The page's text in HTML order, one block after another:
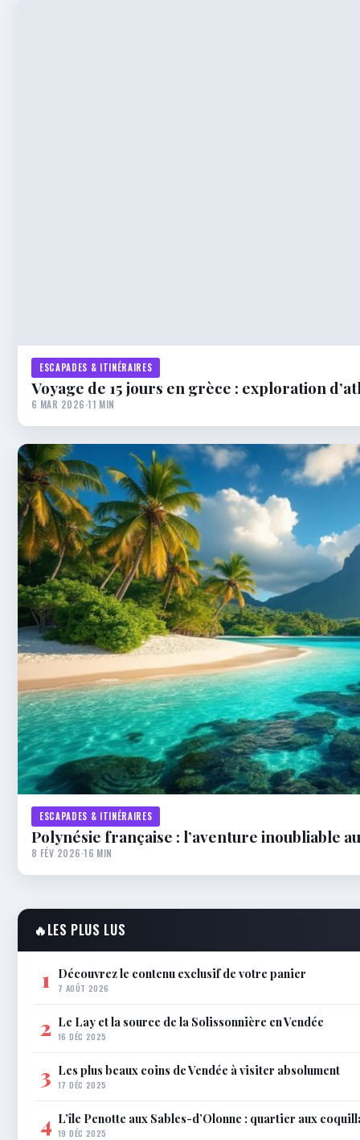
ESCAPADES & ITINÉRAIRES
Voyage de 15 jours en grèce : exploration
6 MAR 2026·11 MIN
ESCAPADES & ITINÉRAIRES
Polynésie française : l’aventure inoubliable
8 FÉV 2026·16 MIN
🔥LES PLUS LUS
1 Découvrez le contenu exclusif de votre panier
7 AOÛT 2026
2 Le Lay et la source de la Solissonnière en Vendée
16 DÉC 2025
3 Les plus beaux coins de Vendée à visiter absolument
17 DÉC 2025
4 L’île Penotte aux Sables-d’Olonne : quartier aux
19 DÉC 2025